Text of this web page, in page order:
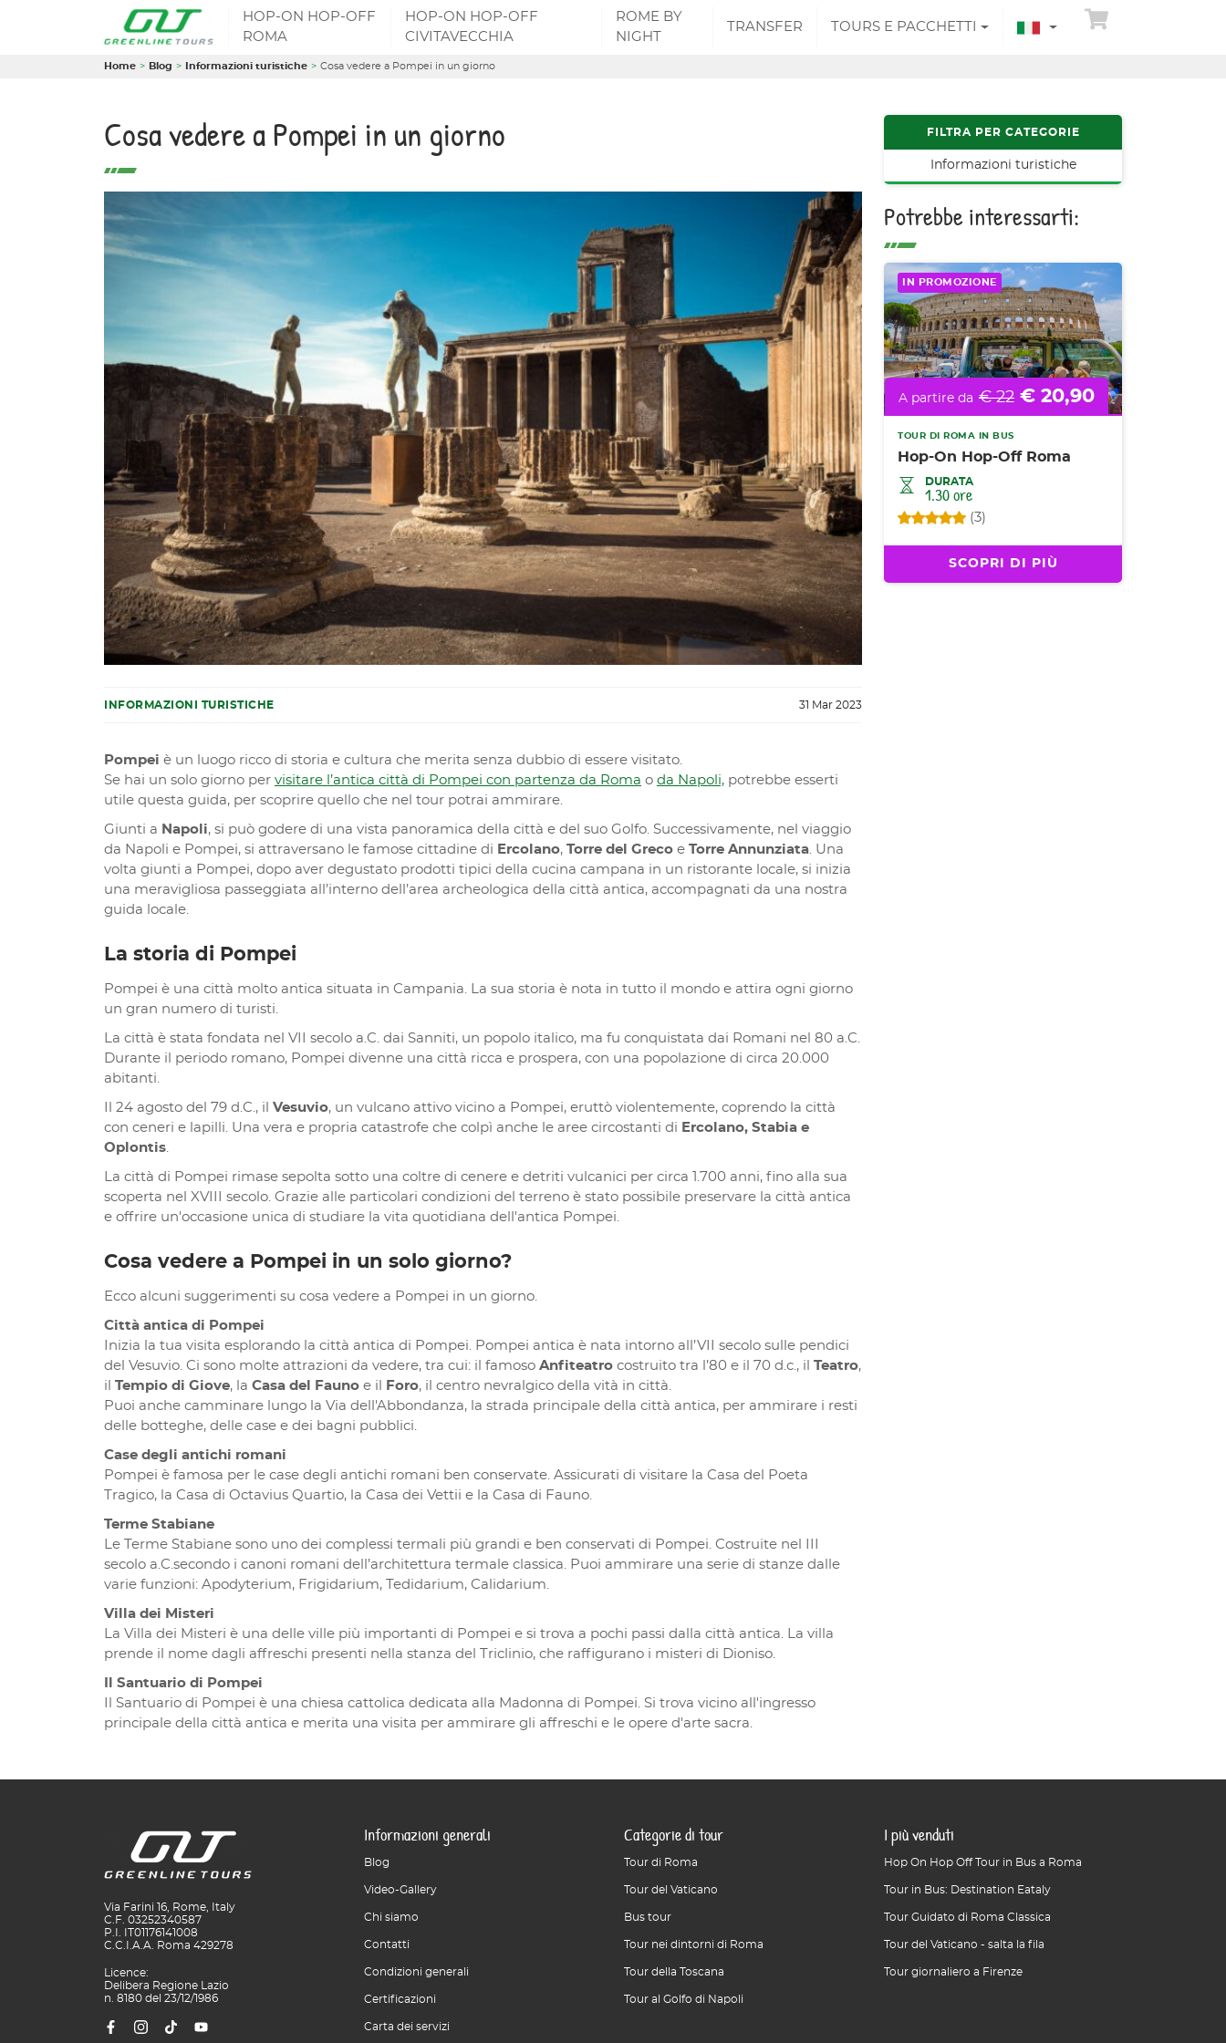
HOP-ON HOP-OFF
ROMA
HOP-ON HOP-OFF
CIVITAVECCHIA
ROME BY
NIGHT
TRANSFER TOURS E PACCHETTI
Home Blog Informazioni turistiche Cosa vedere a Pompei in un giorno
Cosa vedere a Pompei in un giorno
INFORMAZIONI TURISTICHE 31 Mar 2023
Pompei è un luogo ricco di storia e cultura che merita senza dubbio di essere visitato.
Se hai un solo giorno per visitare l’antica città di Pompei con partenza da Roma o da Napoli, potrebbe esserti
utile questa guida, per scoprire quello che nel tour potrai ammirare.
Giunti a Napoli, si può godere di una vista panoramica della città e del suo Golfo. Successivamente, nel viaggio
da Napoli e Pompei, si attraversano le famose cittadine di Ercolano, Torre del Greco e Torre Annunziata. Una
volta giunti a Pompei, dopo aver degustato prodotti tipici della cucina campana in un ristorante locale, si inizia
una meravigliosa passeggiata all’interno dell’area archeologica della città antica, accompagnati da una nostra
guida locale.
La storia di Pompei
Pompei è una città molto antica situata in Campania. La sua storia è nota in tutto il mondo e attira ogni giorno
un gran numero di turisti.
La città è stata fondata nel VII secolo a.C. dai Sanniti, un popolo italico, ma fu conquistata dai Romani nel 80 a.C.
Durante il periodo romano, Pompei divenne una città ricca e prospera, con una popolazione di circa 20.000
abitanti.
Il 24 agosto del 79 d.C., il Vesuvio, un vulcano attivo vicino a Pompei, eruttò violentemente, coprendo la città
con ceneri e lapilli. Una vera e propria catastrofe che colpì anche le aree circostanti di Ercolano, Stabia e
Oplontis.
La città di Pompei rimase sepolta sotto una coltre di cenere e detriti vulcanici per circa 1.700 anni, fino alla sua
scoperta nel XVIII secolo. Grazie alle particolari condizioni del terreno è stato possibile preservare la città antica
e offrire un'occasione unica di studiare la vita quotidiana dell'antica Pompei.
Cosa vedere a Pompei in un solo giorno?
Ecco alcuni suggerimenti su cosa vedere a Pompei in un giorno.
Città antica di Pompei
Inizia la tua visita esplorando la città antica di Pompei. Pompei antica è nata intorno all’VII secolo sulle pendici
del Vesuvio. Ci sono molte attrazioni da vedere, tra cui: il famoso Anfiteatro costruito tra l’80 e il 70 d.c., il Teatro,
il Tempio di Giove, la Casa del Fauno e il Foro, il centro nevralgico della vità in città.
Puoi anche camminare lungo la Via dell'Abbondanza, la strada principale della città antica, per ammirare i resti
delle botteghe, delle case e dei bagni pubblici.
Case degli antichi romani
Pompei è famosa per le case degli antichi romani ben conservate. Assicurati di visitare la Casa del Poeta
Tragico, la Casa di Octavius Quartio, la Casa dei Vettii e la Casa di Fauno.
Terme Stabiane
Le Terme Stabiane sono uno dei complessi termali più grandi e ben conservati di Pompei. Costruite nel III
secolo a.C.secondo i canoni romani dell’architettura termale classica. Puoi ammirare una serie di stanze dalle
varie funzioni: Apodyterium, Frigidarium, Tedidarium, Calidarium.
Villa dei Misteri
La Villa dei Misteri è una delle ville più importanti di Pompei e si trova a pochi passi dalla città antica. La villa
prende il nome dagli affreschi presenti nella stanza del Triclinio, che raffigurano i misteri di Dioniso.
Il Santuario di Pompei
Il Santuario di Pompei è una chiesa cattolica dedicata alla Madonna di Pompei. Si trova vicino all'ingresso
principale della città antica e merita una visita per ammirare gli affreschi e le opere d'arte sacra.
FILTRA PER CATEGORIE
Informazioni turistiche
Potrebbe interessarti:
IN PROMOZIONE
A partire da € 22 € 20,90
TOUR DI ROMA IN BUS
Hop-On Hop-Off Roma
DURATA
1.30 ore
(3)
SCOPRI DI PIÙ
Via Farini 16, Rome, Italy
C.F. 03252340587
P.I. IT01176141008
C.C.I.A.A. Roma 429278
Licence:
Delibera Regione Lazio
n. 8180 del 23/12/1986
Informazioni generali
Blog
Video-Gallery
Chi siamo
Contatti
Condizioni generali
Certificazioni
Carta dei servizi
Categorie di tour
Tour di Roma
Tour del Vaticano
Bus tour
Tour nei dintorni di Roma
Tour della Toscana
Tour al Golfo di Napoli
I più venduti
Hop On Hop Off Tour in Bus a Roma
Tour in Bus: Destination Eataly
Tour Guidato di Roma Classica
Tour del Vaticano - salta la fila
Tour giornaliero a Firenze